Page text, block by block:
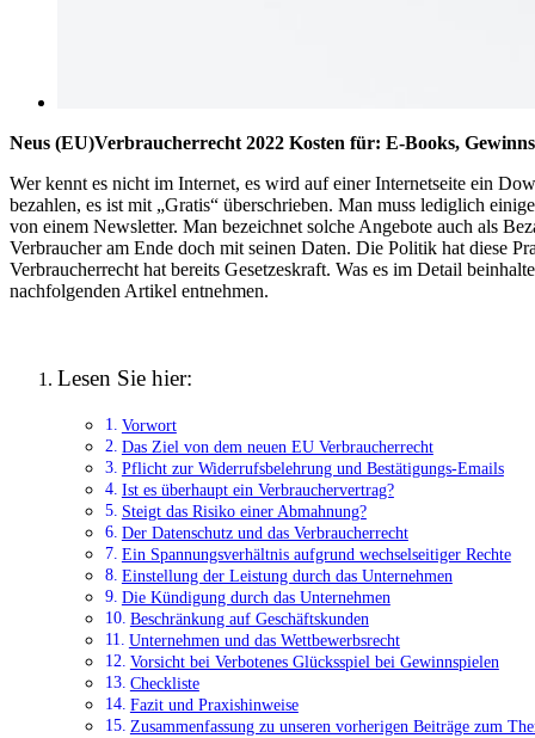
Neus (EU)Verbraucherrecht 2022 Kosten für: E-Books,
Wer kennt es nicht im Internet, es wird auf einer Internetseite ein
bezahlen, es ist mit „Gratis“ überschrieben. Man muss lediglich
von einem Newsletter. Man bezeichnet solche Angebote auch als
Verbraucher am Ende doch mit seinen Daten. Die Politik hat diese
Verbraucherrecht hat bereits Gesetzeskraft. Was es im Detail
nachfolgenden Artikel entnehmen.
Lesen Sie hier:
Vorwort
Das Ziel von dem neuen EU Verbraucherrecht
Pflicht zur Widerrufsbelehrung und Bestätigungs-Emails
Ist es überhaupt ein Verbrauchervertrag?
Steigt das Risiko einer Abmahnung?
Der Datenschutz und das Verbraucherrecht
Ein Spannungsverhältnis aufgrund wechselseitiger Rechte
Einstellung der Leistung durch das Unternehmen
Die Kündigung durch das Unternehmen
Beschränkung auf Geschäftskunden
Unternehmen und das Wettbewerbsrecht
Vorsicht bei Verbotenes Glücksspiel bei Gewinnspielen
Checkliste
Fazit und Praxishinweise
Zusammenfassung zu unseren vorherigen Beiträge zum